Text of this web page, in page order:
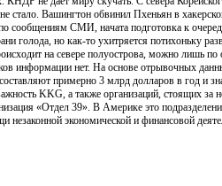
Вашингтон обвинил Пхеньян в
сообщениям СМИ, начата подготовка к
голода, но как-то ухитряется потихоньку
на севере полуострова, можно лишь
информации нет. На основе отрывочных
примерно 3 млрд долларов в год и
KKG, а также организаций, стоящих
«Отдел 39». В Америке это
незаконной экономической и финансовой